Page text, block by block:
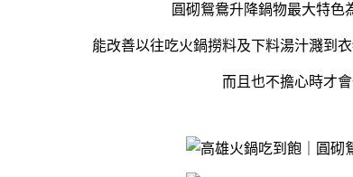
圓砌鴛鴦升降鍋物最大特
能改善以往吃火鍋撈料及下料湯汁濺到
而且也不擔心時才